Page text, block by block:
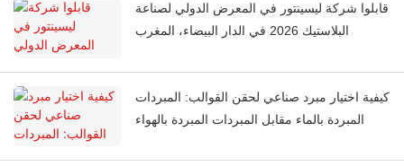
قابلوا شركة ليسينتور في المعرض الدولي لصناعة
البلاستيك 2026 في الدار البيضاء، المغرب
كيفية اختيار مبرد صناعي لحقن القوالب: المبردات
المبردة بالماء مقابل المبردات المبردة بالهواء